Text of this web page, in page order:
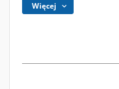
Więcej